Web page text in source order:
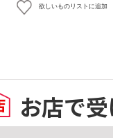
欲しいものリストに追加
お店で